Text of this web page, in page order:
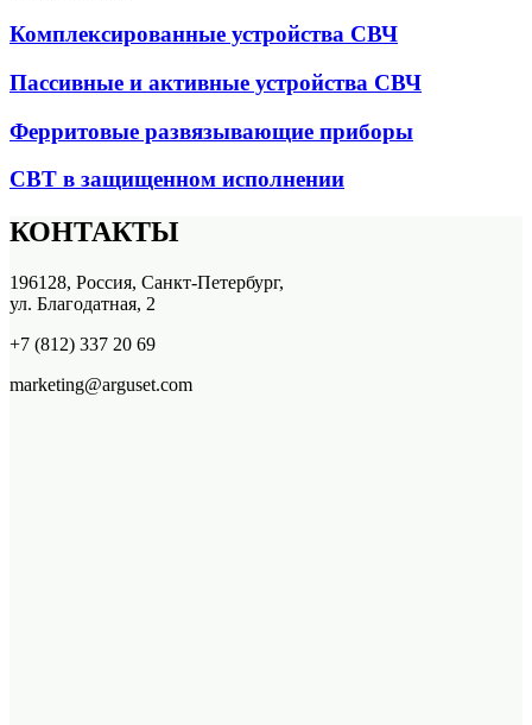
Комплексированные устройства СВЧ
Пассивные и активные устройства СВЧ
Ферритовые развязывающие приборы
СВТ в защищенном исполнении
КОНТАКТЫ
196128, Россия, Санкт-Петербург,
ул. Благодатная, 2
+7 (812) 337 20 69
marketing@arguset.com